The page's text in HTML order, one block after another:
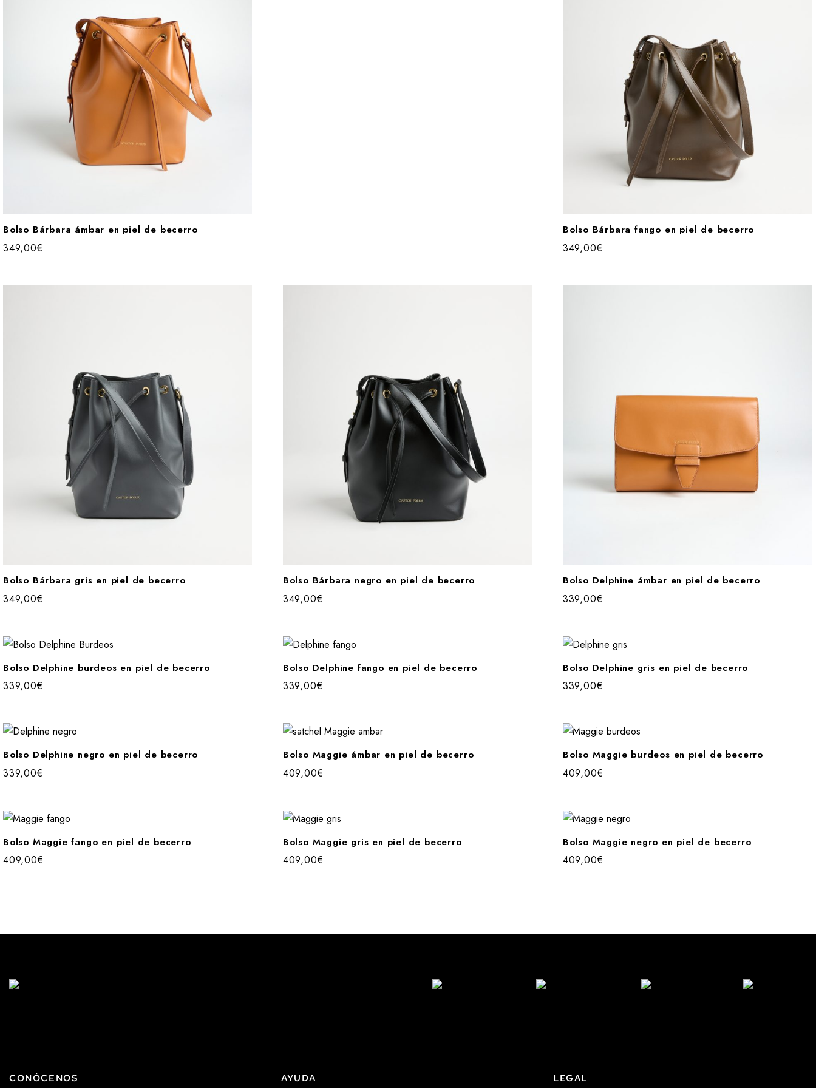
Bolso Bárbara ámbar en piel de becerro
349,00€
Bolso Bárbara fango en piel de becerro
349,00€
Bolso Bárbara gris en piel de becerro
349,00€
Bolso Bárbara negro en piel de becerro
349,00€
Bolso Delphine ámbar en piel de becerro
339,00€
Bolso Delphine burdeos en piel de becerro
339,00€
Bolso Delphine fango en piel de becerro
339,00€
Bolso Delphine gris en piel de becerro
339,00€
Bolso Delphine negro en piel de becerro
339,00€
Bolso Maggie ámbar en piel de becerro
409,00€
Bolso Maggie burdeos en piel de becerro
409,00€
Bolso Maggie fango en piel de becerro
409,00€
Bolso Maggie gris en piel de becerro
409,00€
Bolso Maggie negro en piel de becerro
409,00€
CONÓCENOS AYUDA LEGAL
-10% DE DESCUENTO
EN TU PRIMERA COMPRA
¡No te pierdas todas nuestras novedades! Nuevos
lanzamientos, promociones especiales y más.